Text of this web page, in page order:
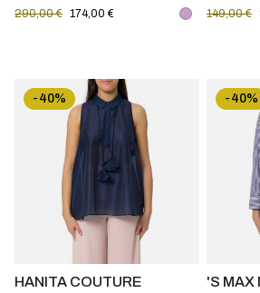
Elisabetta Franchi
290,00 € 174,00 € 149,00 €
-40%
HANITA COUTURE
-40%
'S MAX